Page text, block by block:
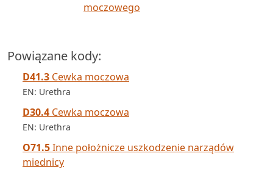
moczowego
Powiązane kody:
D41.3 Cewka moczowa
EN: Urethra
D30.4 Cewka moczowa
EN: Urethra
O71.5Inne położnicze uszkodzenie narządów
miednicy